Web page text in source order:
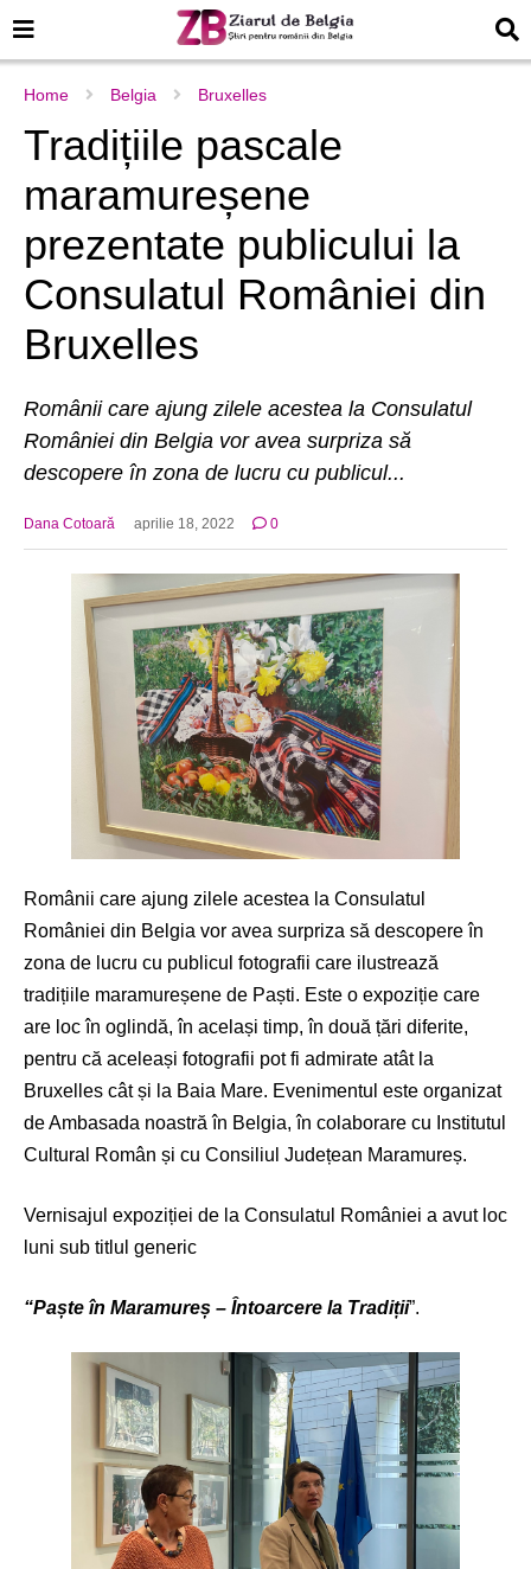
Home Belgia Bruxelles
Tradițiile pascale
maramureșene
prezentate publicului la
Consulatul României din
Bruxelles
Românii care ajung zilele acestea la Consulatul
României din Belgia vor avea surpriza să
descopere în zona de lucru cu publicul...
Dana Cotoară aprilie 18, 2022 0
Românii care ajung zilele acestea la Consulatul
României din Belgia vor avea surpriza să descopere în
zona de lucru cu publicul fotografii care ilustrează
tradițiile maramureșene de Paști. Este o expoziție care
are loc în oglindă, în același timp, în două țări diferite,
pentru că aceleași fotografii pot fi admirate atât la
Bruxelles cât și la Baia Mare. Evenimentul este organizat
de Ambasada noastră în Belgia, în colaborare cu Institutul
Cultural Român și cu Consiliul Județean Maramureș.
Vernisajul expoziției de la Consulatul României a avut loc
luni sub titlul generic
“Paște în Maramureș – Întoarcere la Tradiții”.